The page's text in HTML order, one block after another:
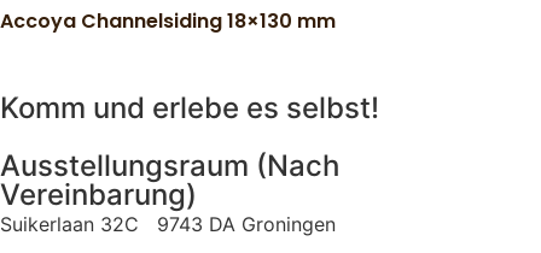
Accoya Channelsiding 18×130 mm
Komm und erlebe es selbst!
Ausstellungsraum (Nach
Vereinbarung)
Suikerlaan 32C 9743 DA Groningen